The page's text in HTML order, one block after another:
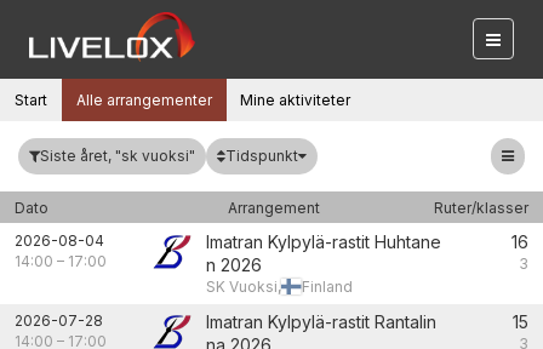
Start Alle arrangementer Mine aktiviteter
Siste året, "sk vuoksi" Tidspunkt
Dato Arrangement
Ruter/klasser
2026-08-04
14:00 – 17:00
Imatran Kylpylä-rastit Huhtane
n 2026
SK Vuoksi, Finland
16
3
2026-07-28
14:00 – 17:00
Imatran Kylpylä-rastit Rantalin
15
3